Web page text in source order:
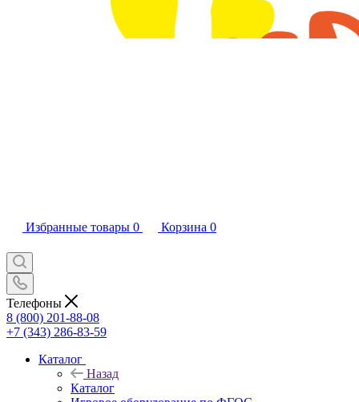
Избранные товары 0 Корзина 0
Телефоны
8 (800) 201-88-08
+7 (343) 286-83-59
Каталог
Назад
Каталог